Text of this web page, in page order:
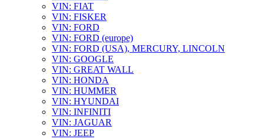
VIN: FIAT
VIN: FISKER
VIN: FORD
VIN: FORD (europe)
VIN: FORD (USA), MERCURY, LINCOLN
VIN: GOOGLE
VIN: GREAT WALL
VIN: HONDA
VIN: HUMMER
VIN: HYUNDAI
VIN: INFINITI
VIN: JAGUAR
VIN: JEEP